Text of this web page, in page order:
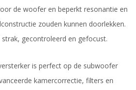
de woofer en beperkt resonantie en
zouden kunnen doorlekken.
gecontroleerd en gefocust.
is perfect op de subwoofer
kamercorrectie, filters en